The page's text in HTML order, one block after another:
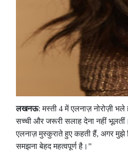
लखनऊ: मस्ती 4 में एलनाज़ नोरोज़ी
सच्ची और जरूरी सलाह देना नहीं
एलनाज़ मुस्कुराते हुए कहती हैं, अगर मुझे
समझना बेहद महत्वपूर्ण है।”